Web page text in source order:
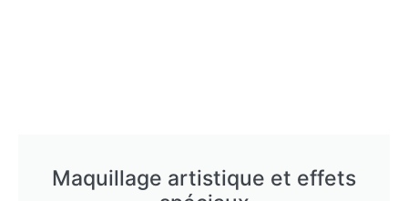
Maquillage artistique et effets